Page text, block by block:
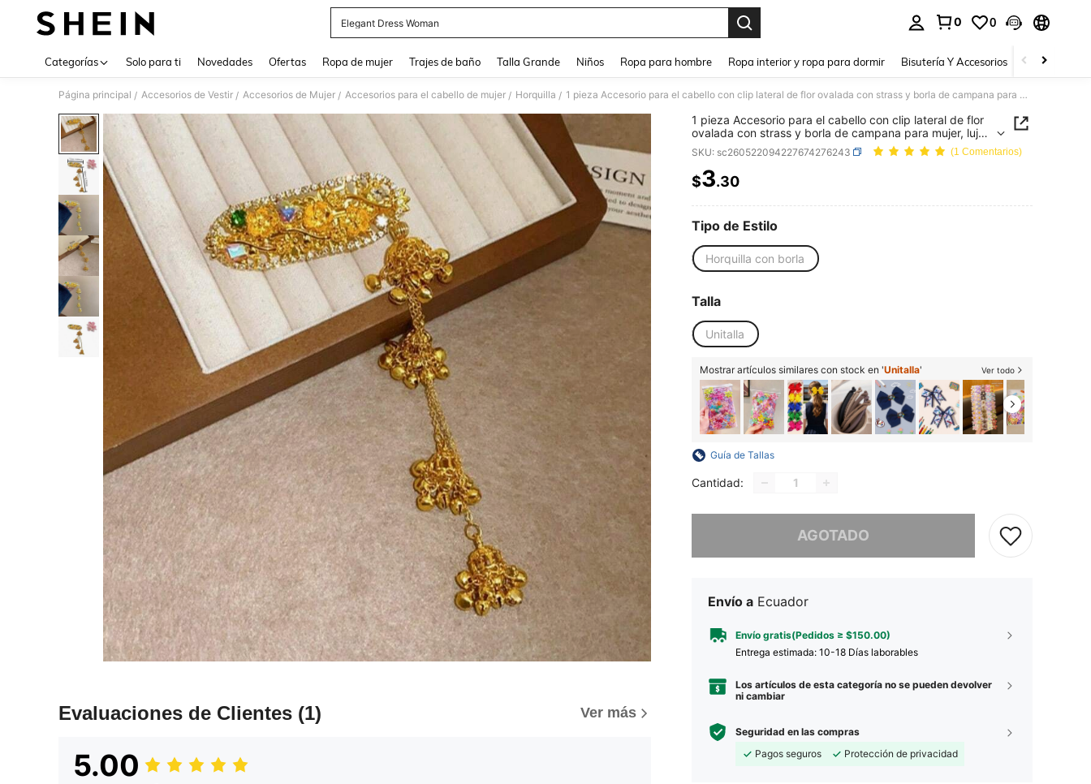
Elegant Dress Woman
0 0
Categorías Solo para ti Novedades Ofertas Ropa de mujer Trajes de baño Talla Grande Niños Ropa para hombre Ropa interior y ropa para dormir Bisutería Y Accesorios Zapatos
Página principal / Accesorios de Vestir / Accesorios de Mujer / Accesorios para el cabello de mujer / Horquilla / 1 pieza Accesorio para el cabello con clip lateral de flor ovalada con strass y borla de campana para mujer, lujo, pasadores para el cabello
Evaluaciones de Clientes (1) Ver más
5.00
1 pieza Accesorio para el cabello con clip lateral de flor
ovalada con strass y borla de campana para mujer, lujo,
pasadores para el cabello
SKU: sc260522094227674276243 (1 Comentarios)
PRICE AND AVAILABILITY
$3.30
Tipo de Estilo
Horquilla con borla
Talla
Unitalla
Mostrar artículos similares con stock en 'Unitalla' Ver todo
Guía de Tallas
Cantidad:
AGOTADO
Lo sentimos, este producto está agotado.
Envío a Ecuador
Envío gratis(Pedidos ≥ $150.00)
Entrega estimada: 10-18 Días laborables
Los artículos de esta categoría no se pueden devolver
ni cambiar
Seguridad en las compras
Pagos seguros
Protección de privacidad